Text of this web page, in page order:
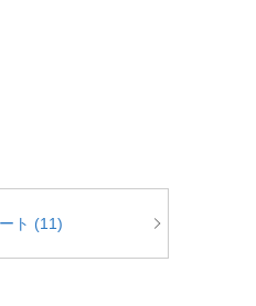
ト (11)